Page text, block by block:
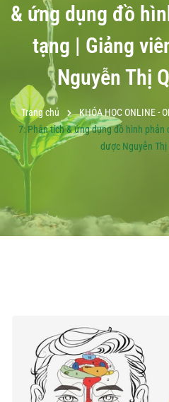
& ứng dụng đồ
tạng | Giảng
Nguyễn Thị
Trang chủ KHÓA HỌC ONLINE -
7: Phân tích & ứng dụng đồ hình phản
dược Nguyễn Thị